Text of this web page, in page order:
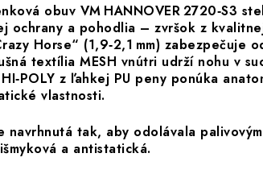
obuv VM HANNOVER 2720‑S3
ochrany a pohodlia – zvršok z
Horse“ (1,9‑2,1 mm) zabezpečuje
textília MESH vnútri udrží nohu v
z ľahkej PU peny ponúka
vlastnosti.
navrhnutá tak, aby odolávala palivovým
a antistatická.